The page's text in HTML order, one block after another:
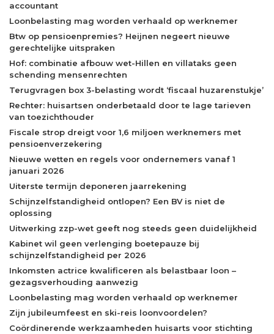
accountant
Loonbelasting mag worden verhaald op werknemer
Btw op pensioenpremies? Heijnen negeert nieuwe
gerechtelijke uitspraken
Hof: combinatie afbouw wet-Hillen en villataks geen
schending mensenrechten
Terugvragen box 3-belasting wordt ‘fiscaal huzarenstukje’
Rechter: huisartsen onderbetaald door te lage tarieven
van toezichthouder
Fiscale strop dreigt voor 1,6 miljoen werknemers met
pensioenverzekering
Nieuwe wetten en regels voor ondernemers vanaf 1
januari 2026
Uiterste termijn deponeren jaarrekening
Schijnzelfstandigheid ontlopen? Een BV is niet de
oplossing
Uitwerking zzp-wet geeft nog steeds geen duidelijkheid
Kabinet wil geen verlenging boetepauze bij
schijnzelfstandigheid per 2026
Inkomsten actrice kwalificeren als belastbaar loon –
gezagsverhouding aanwezig
Loonbelasting mag worden verhaald op werknemer
Zijn jubileumfeest en ski-reis loonvoordelen?
Coördinerende werkzaamheden huisarts voor stichting